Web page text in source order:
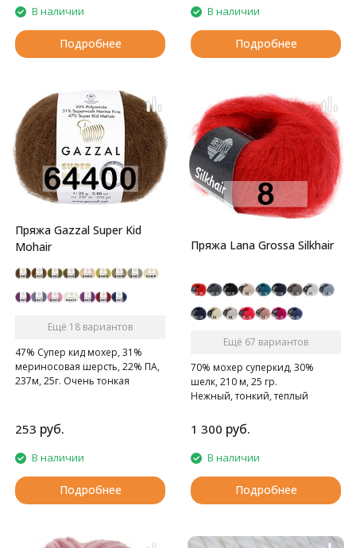
В наличии
Подробнее
В наличии
Подробнее
Пряжа Gazzal Super Kid
Mohair
Ещё 18 вариантов
47% Супер кид мохер, 31%
мериносовая шерсть, 22% ПА,
237м, 25г. Очень тонкая
253 руб.
В наличии
Подробнее
Пряжа Lana Grossa Silkhair
Ещё 67 вариантов
70% мохер суперкид, 30%
шелк, 210 м, 25 гр.
Нежный, тонкий, теплый
1 300 руб.
В наличии
Подробнее